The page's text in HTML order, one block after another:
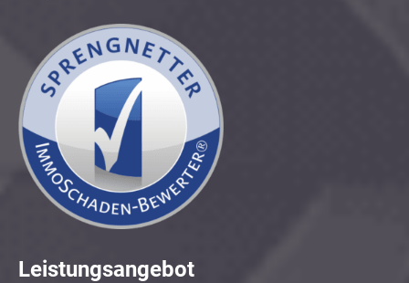
Leistungsangebot